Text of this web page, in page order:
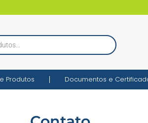
Produtos Documentos e